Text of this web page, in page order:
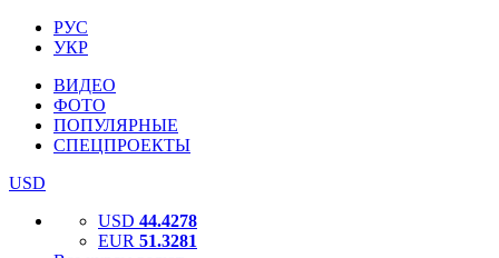
РУС
УКР
ВИДЕО
ФОТО
ПОПУЛЯРНЫЕ
СПЕЦПРОЕКТЫ
USD
USD 44.4278
EUR 51.3281